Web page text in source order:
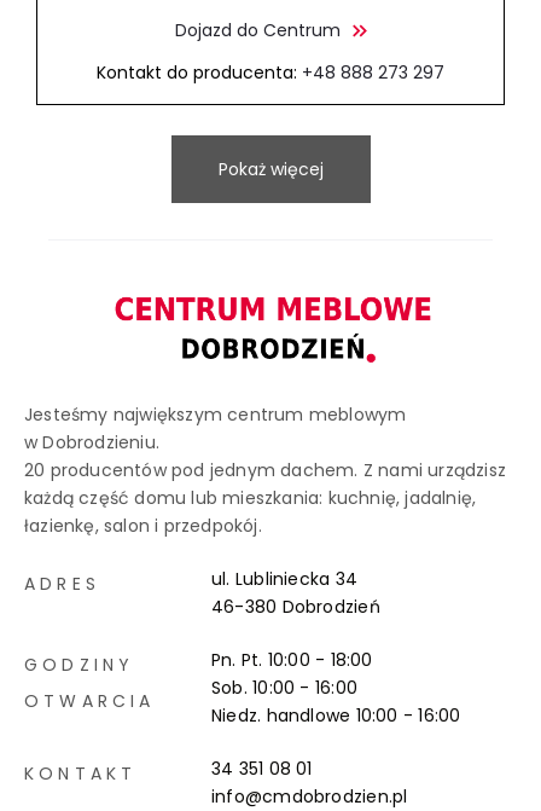
Dojazd do Centrum
Kontakt do producenta: +48 888 273 297
Pokaż więcej
Jesteśmy największym centrum meblowym
w Dobrodzieniu.
20 producentów pod jednym dachem. Z nami urządzisz
każdą część domu lub mieszkania: kuchnię, jadalnię,
łazienkę, salon i przedpokój.
ADRES
ul. Lubliniecka 34
46-380 Dobrodzień
GODZINY
OTWARCIA
Pn. Pt. 10:00 - 18:00
Sob. 10:00 - 16:00
Niedz. handlowe 10:00 - 16:00
KONTAKT
34 351 08 01
info@cmdobrodzien.pl